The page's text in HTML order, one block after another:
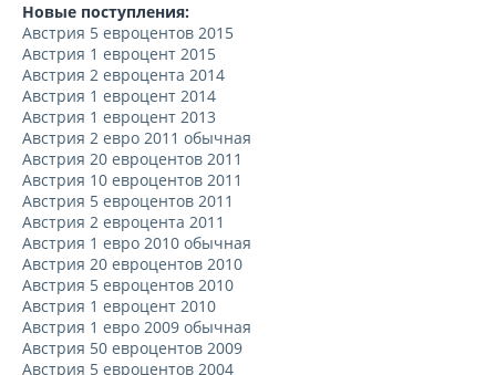
Новые поступления:
Австрия 5 евроцентов 2015
Австрия 1 евроцент 2015
Австрия 2 евроцента 2014
Австрия 1 евроцент 2014
Австрия 1 евроцент 2013
Австрия 2 евро 2011 обычная
Австрия 20 евроцентов 2011
Австрия 10 евроцентов 2011
Австрия 5 евроцентов 2011
Австрия 2 евроцента 2011
Австрия 1 евро 2010 обычная
Австрия 20 евроцентов 2010
Австрия 5 евроцентов 2010
Австрия 1 евроцент 2010
Австрия 1 евро 2009 обычная
Австрия 50 евроцентов 2009
Австрия 5 евроцентов 2004